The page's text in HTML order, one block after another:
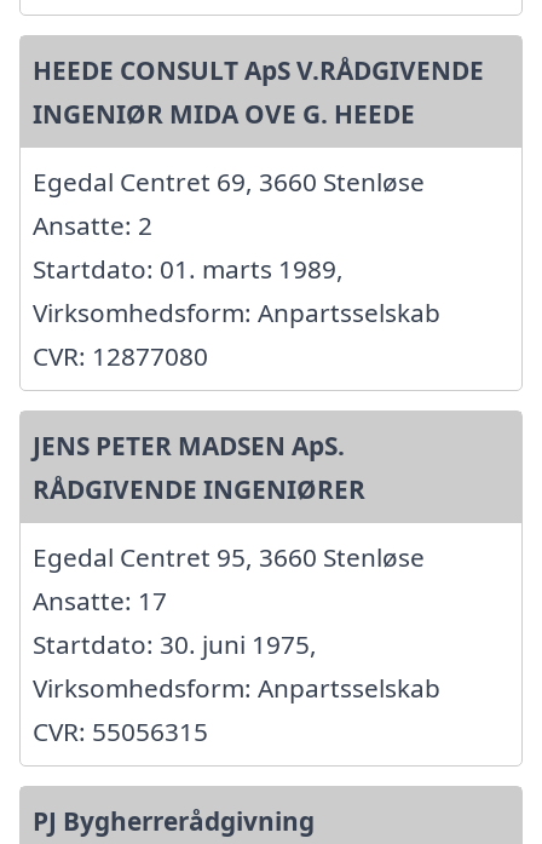
HEEDE CONSULT ApS V.RÅDGIVENDE
INGENIØR MIDA OVE G. HEEDE
Egedal Centret 69, 3660 Stenløse
Ansatte: 2
Startdato: 01. marts 1989,
Virksomhedsform: Anpartsselskab
CVR: 12877080
JENS PETER MADSEN ApS.
RÅDGIVENDE INGENIØRER
Egedal Centret 95, 3660 Stenløse
Ansatte: 17
Startdato: 30. juni 1975,
Virksomhedsform: Anpartsselskab
CVR: 55056315
PJ Bygherrerådgivning